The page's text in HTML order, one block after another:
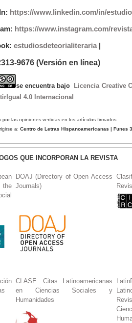
https://www.linkedin.com/in/
https://www.instagram.com/
estudiosdeteorialiteraria|
9676 (Versión en línea)
se encuentra bajo
Licencia Creative
4.0 Internacional
las opiniones vertidas en los artículos firmados.
a: Centro de Letras Hispanoamericanas | Funes
QUE INCORPORAN LA REVISTA
DOAJ (Directory of Open Access
Journals)
CLASE. Citas Latinoamericanas
en Ciencias Sociales y
Humanidades